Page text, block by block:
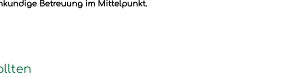
Betreuung im Mittelpunkt.